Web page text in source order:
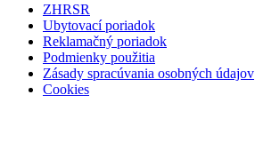
ZHRSR
Ubytovací poriadok
Reklamačný poriadok
Podmienky použitia
Zásady spracúvania osobných údajov
Cookies